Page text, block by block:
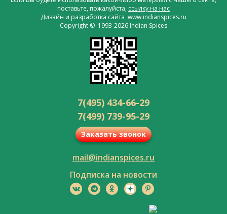
поставьте, пожалуйста, ссылку на нас
Дизайн и разработка сайта www.indianspices.ru
Copyright © 1993-2026 Indian Spices
7(495) 434-66-29
7(499) 739-95-29
Заказать звонок
mail@indianspices.ru
Подписка на новости